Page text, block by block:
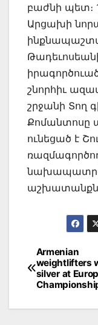
բաժնի պետ։
Արցախի
շնորհիւ
շրջանի Տող
Քոմանտոսը
ունեցած է
Post
Armenian
weightlifters
silver at